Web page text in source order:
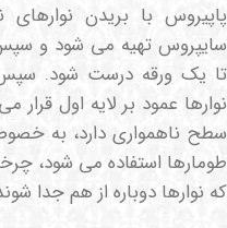
پاپیروس با بریدن نوارهای
سایپروس تهیه می شود و سپس
تا یک ورقه درست شود. سپس
نوارها عمود بر لایه اول
سطح ناهمواری دارد، به
طومارها استفاده می شود،
که نوارها دوباره از هم جدا